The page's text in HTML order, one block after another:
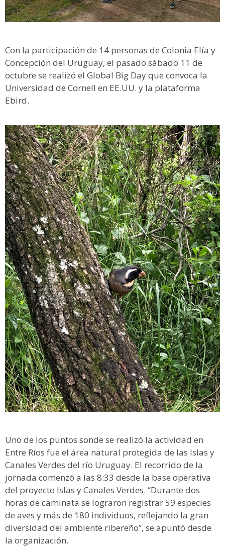
Con la participación de 14 personas de Colonia Elía y
Concepción del Uruguay, el pasado sábado 11 de
octubre se realizó el Global Big Day que convoca la
Universidad de Cornell en EE.UU. y la plataforma
Ebird.
Uno de los puntos sonde se realizó la actividad en
Entre Ríos fue el área natural protegida de las Islas y
Canales Verdes del río Uruguay. El recorrido de la
jornada comenzó a las 8:33 desde la base operativa
del proyecto Islas y Canales Verdes. “Durante dos
horas de caminata se lograron registrar 59 especies
de aves y más de 180 individuos, reflejando la gran
diversidad del ambiente ribereño”, se apuntó desde
la organización.